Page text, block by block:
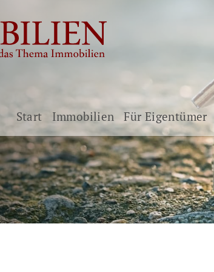
Start Immobilien Für Eigentümer